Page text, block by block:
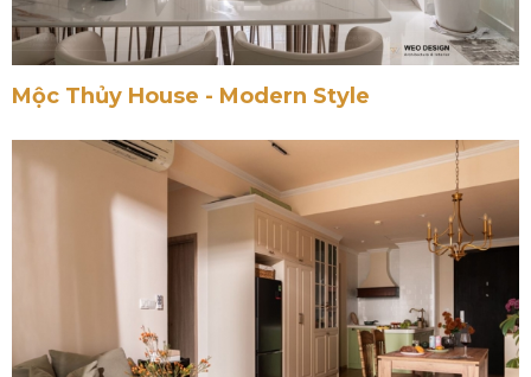
Mộc Thủy House - Modern Style